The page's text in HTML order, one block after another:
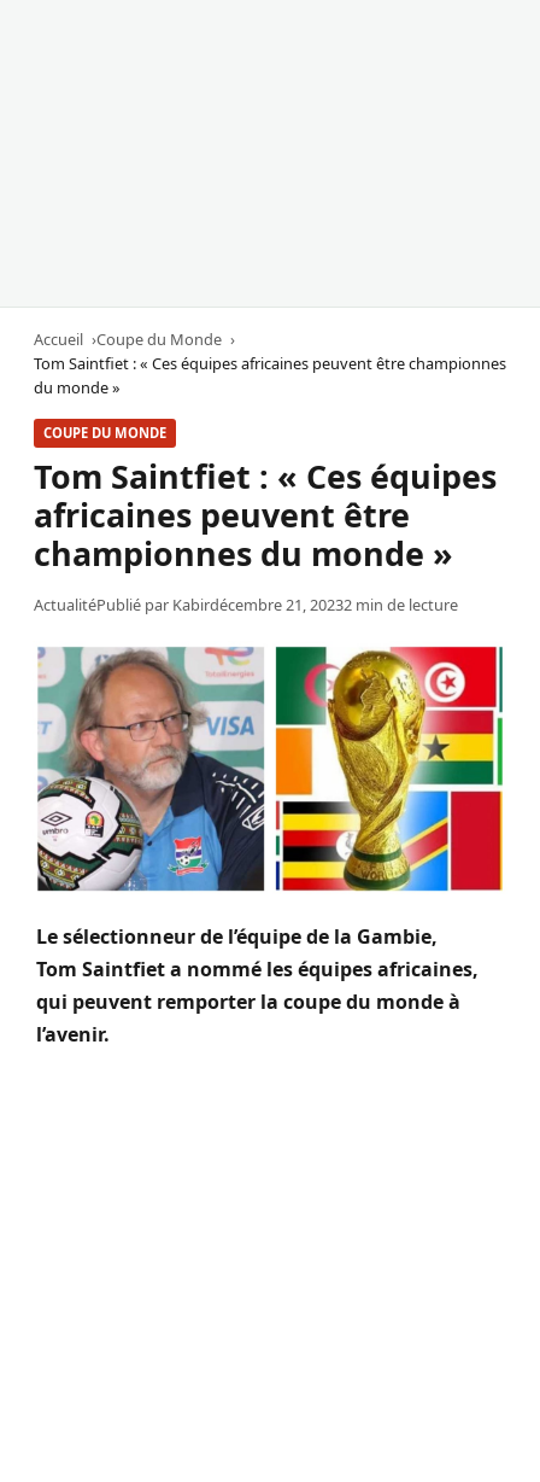
Accueil
Coupe du Monde
Tom Saintfiet : « Ces équipes africaines peuvent être championnes
du monde »
COUPE DU MONDE
Tom Saintfiet : « Ces équipes
africaines peuvent être
championnes du monde »
ActualitéPublié par Kabirdécembre 21, 20232 min de lecture
Le sélectionneur de l’équipe de la Gambie,
Tom Saintfieta nommé les équipes africaines,
qui peuvent remporter la coupe du monde à
l’avenir.